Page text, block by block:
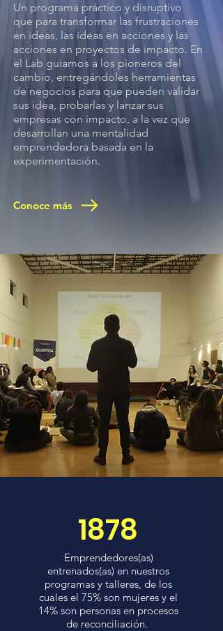
Un programa práctico y disruptivo
que para transformar las frustraciones
en ideas, las ideas en acciones y las
acciones en proyectos de impacto. En
el Lab guiamos a los pioneros del
cambio, entregándoles herramientas
de negocios para que pueden validar
sus idea, probarlas y lanzar sus
empresas con impacto, a la vez que
desarrollan una mentalidad
emprendedora basada en la
experimentación.
Conoce más
1878
Emprendedores(as)
entrenados(as) en nuestros
programas y talleres, de los
cuales el 75% son mujeres y el
14% son personas en procesos
de reconciliación.